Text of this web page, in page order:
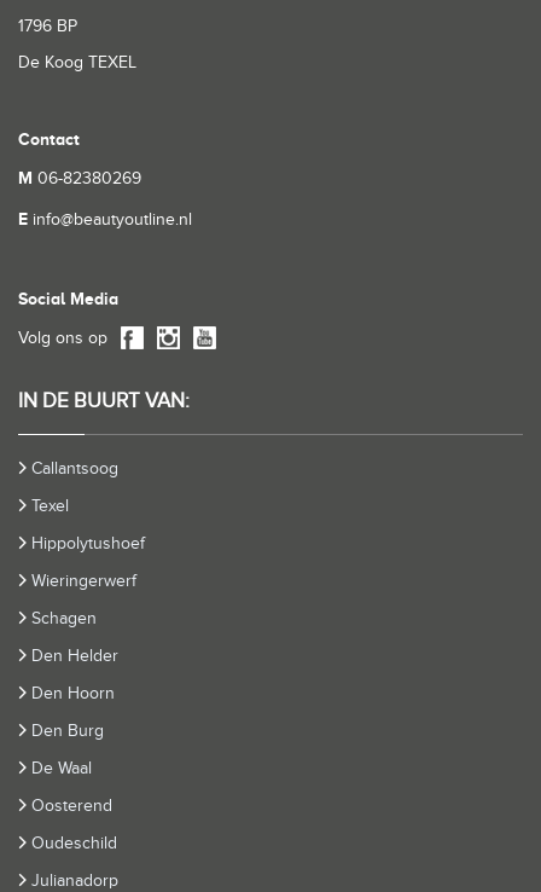
1796 BP
De Koog TEXEL
Contact
M 06-82380269
E info@beautyoutline.nl
Social Media
Volg ons op
IN DE BUURT VAN:
Callantsoog
Texel
Hippolytushoef
Wieringerwerf
Schagen
Den Helder
Den Hoorn
Den Burg
De Waal
Oosterend
Oudeschild
Julianadorp